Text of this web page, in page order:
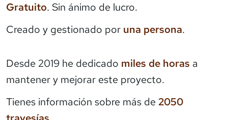
Gratuito. Sin ánimo de lucro.
Creado y gestionado por una persona.
Desde 2019 he dedicado miles de horas a
mantener y mejorar este proyecto.
Tienes información sobre más de 2050